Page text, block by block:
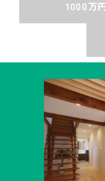
1000万